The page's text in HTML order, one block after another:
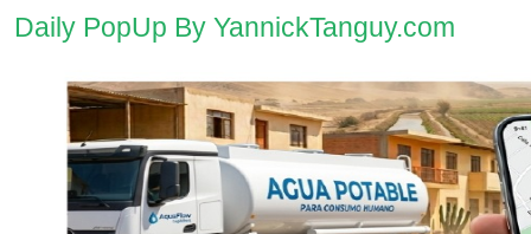
Daily PopUp By YannickTanguy.com